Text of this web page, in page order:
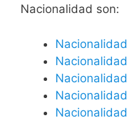
Nacionalidad son: